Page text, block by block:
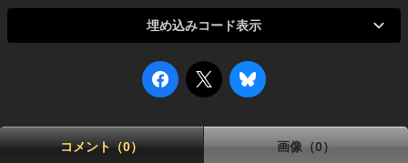
埋め込みコード表示
コメント（0） 画像（0）